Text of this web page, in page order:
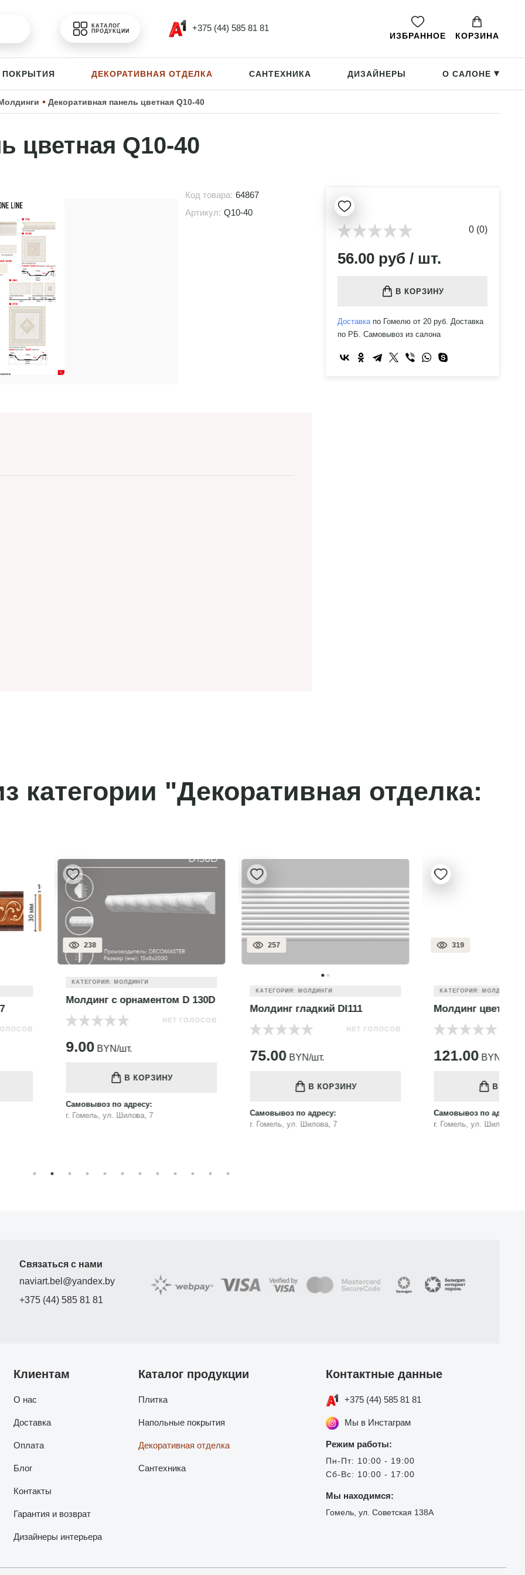
КАТАЛОГ
ПРОДУКЦИИ
+375 (44) 585 81 81
ИЗБРАННОЕ КОРЗИНА
ДЕКОРАТИВНАЯ ОТДЕЛКА САНТЕХНИКА ДИЗАЙНЕРЫ О САЛОНЕ ▸
Декоративная панель цветная Q10-40
цветная Q10-40
Код товара: 64867
Артикул: Q10-40
0 (0)
56.00 руб / шт.
В КОРЗИНУ
Доставкапо Гомелю от 20 руб. Доставка
по РБ. Самовывоз из салона
категории "Декоративная отделка:
с орнаментом D 130D
НЕТ ГОЛОСОВ
Шилова, 7
Молдинг гладкий DI111
НЕТ ГОЛОСОВ
Самовывоз по адресу:
Молдинг цветной 170-4
НЕТ ГОЛОСОВ
Самовывоз по адресу:
г. Гомель, ул. Шилова, 7
Связаться с нами
naviart.bel@yandex.by
+375 (44) 585 81 81
Клиентам
О нас
Доставка
Оплата
Блог
Контакты
Гарантия и возврат
Дизайнеры интерьера
Каталог продукции
Плитка
Напольные покрытия
Декоративная отделка
Сантехника
Контактные данные
+375 (44) 585 81 81
Мы в Инстаграм
Режим работы:
Пн-Пт: 10:00 - 19:00
Сб-Вс: 10:00 - 17:00
Мы находимся:
Гомель, ул. Советская 138А